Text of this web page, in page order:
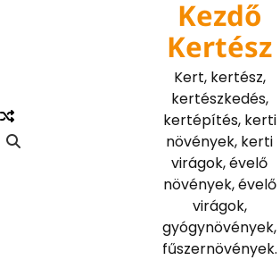
Kezdő
Kertész
Kert, kertész,
kertészkedés,
kertépítés, kerti
növények, kerti
virágok, évelő
növények, évelő
virágok,
gyógynövények,
fűszernövények.